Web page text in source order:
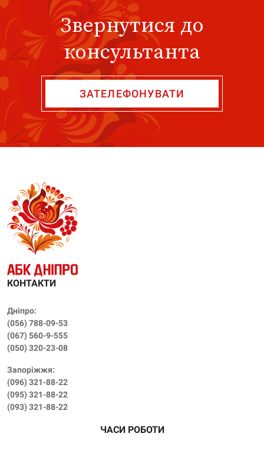
Звернутися до
консультанта
ЗАТЕЛЕФОНУВАТИ
КОНТАКТИ
Дніпро:
(056) 788-09-53
(‎067) 560-9-555
(‎050) 320-23-08
Запоріжжя:
(096) 321-88-22
(095) 321-88-22
(093) 321-88-22
ЧАСИ РОБОТИ